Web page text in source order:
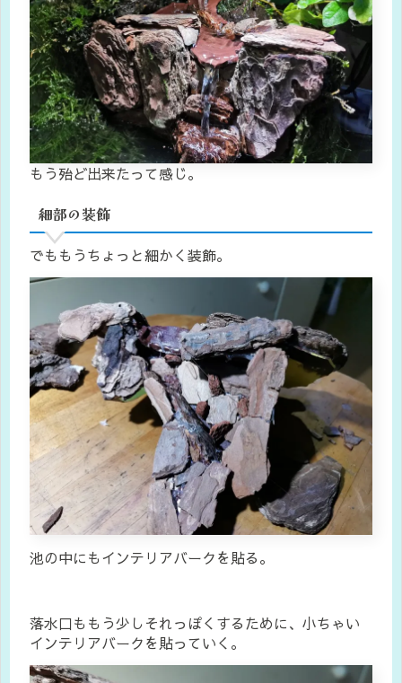
もう殆ど出来たって感じ。
細部の装飾
でももうちょっと細かく装飾。
池の中にもインテリアバークを貼る。
落水口ももう少しそれっぽくするために、小ちゃい
インテリアバークを貼っていく。